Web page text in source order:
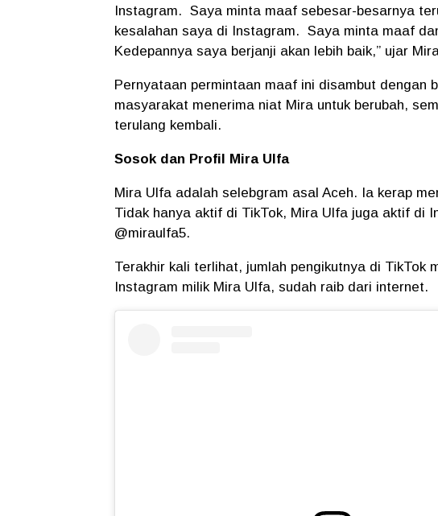
Instagram. Saya minta maaf sebesar-besarnya
kesalahan saya di Instagram. Saya minta maaf
Kedepannya saya berjanji akan lebih baik,” ujar
Pernyataan permintaan maaf ini disambut dengan
masyarakat menerima niat Mira untuk berubah,
terulang kembali.
Sosok dan Profil Mira Ulfa
Mira Ulfa adalah selebgram asal Aceh. Ia kerap
Tidak hanya aktif di TikTok, Mira Ulfa juga aktif di
@miraulfa5.
Terakhir kali terlihat, jumlah pengikutnya di TikTok
Instagram milik Mira Ulfa, sudah raib dari internet.